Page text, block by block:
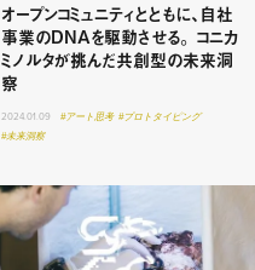
オープンコミュニティとともに、自社
事業のDNAを駆動させる。 コニカ
ミノルタが挑んだ共創型の未来洞
察
2024.01.09 #アート思考 #プロトタイピング
#未来洞察